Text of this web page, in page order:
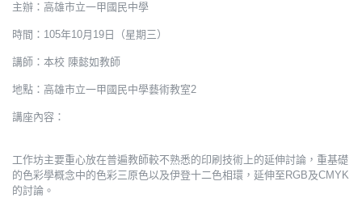
主辦：高雄市立一甲國民中學
時間：105年10月19日（星期三）
講師：本校 陳懿如教師
地點：高雄市立一甲國民中學藝術教室2
講座內容：
工作坊主要重心放在普遍教師較不熟悉的印刷技術上的延伸討論，重基礎
的色彩學概念中的色彩三原色以及伊登十二色相環，延伸至RGB及CMYK
的討論。